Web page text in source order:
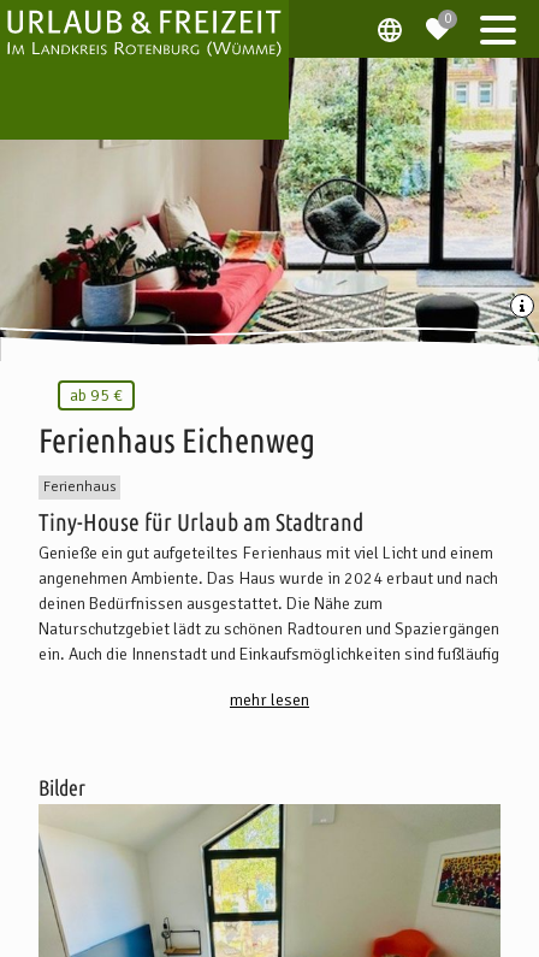
ab 95 €
Ferienhaus Eichenweg
Ferienhaus
Tiny-House für Urlaub am Stadtrand
Genieße ein gut aufgeteiltes Ferienhaus mit viel Licht und einem
angenehmen Ambiente. Das Haus wurde in 2024 erbaut und nach
deinen Bedürfnissen ausgestattet. Die Nähe zum
Naturschutzgebiet lädt zu schönen Radtouren und Spaziergängen
ein. Auch die Innenstadt und Einkaufsmöglichkeiten sind fußläufig
mehr lesen
Bilder